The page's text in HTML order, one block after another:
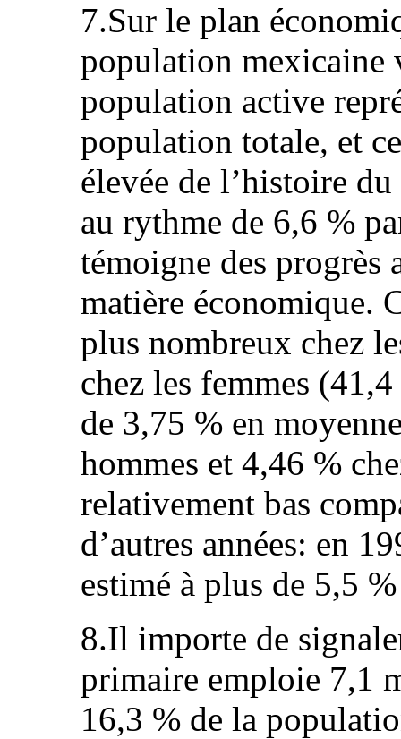
7.Sur le plan
population mexicaine
population active
population totale, et
élevée de l’histoire
au rythme de 6,6 %
témoigne des progrès
matière économique.
plus nombreux chez
chez les femmes
de 3,75 % en
hommes et 4,46 %
relativement bas
d’autres années: en
estimé à plus de 5,5
8.Il importe de
primaire emploie 7,1
16,3 % de la